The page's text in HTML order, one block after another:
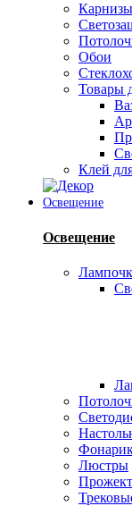
Карнизы
Обои
Товары
Клей
Освещение
Освещение
Люстры